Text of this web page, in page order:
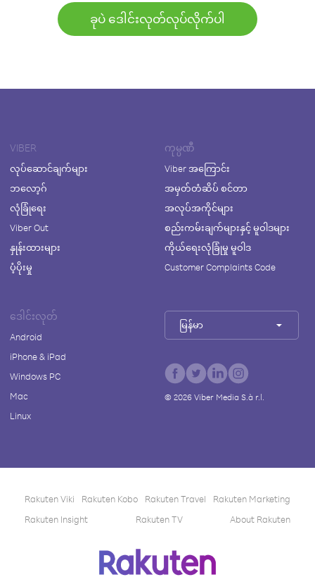
ခုပဲ ဒေါင်းလုတ်လုပ်လိုက်ပါ
VIBER
လုပ်ဆောင်ချက်များ
ဘလော့ဂ်
လုံခြုံရေး
Viber Out
နှုန်းထားများ
ပံ့ပိုးမှု
ကုမ္ပဏီ
Viber အကြောင်း
အမှတ်တံဆိပ် စင်တာ
အလုပ်အကိုင်များ
စည်းကမ်းချက်များနှင့် မူဝါဒများ
ကိုယ်ရေးလုံခြုံမှု မူဝါဒ
Customer Complaints Code
ဒေါင်းလုတ်
Android
iPhone & iPad
Windows PC
Mac
Linux
မြန်မာ
© 2026Viber Media S.à r.l.
Rakuten Viki Rakuten Kobo Rakuten Travel
Rakuten Marketing
Rakuten Insight
Rakuten TV About Rakuten